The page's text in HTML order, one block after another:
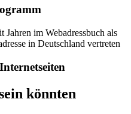
könnten